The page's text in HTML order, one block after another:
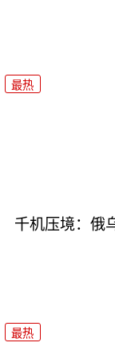
最热
千机压境：俄
最热